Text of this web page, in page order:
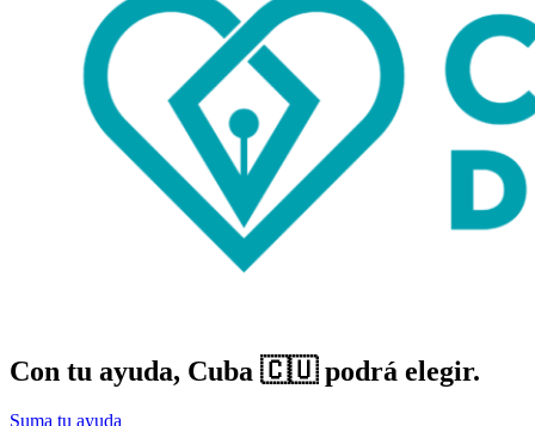
Con tu ayuda, Cuba 🇨🇺 podrá elegir.
Suma tu ayuda